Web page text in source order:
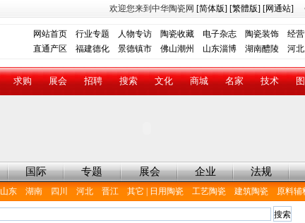
欢迎您来到中华陶瓷网 [简体版] [繁體版] [网通站]
网站首页 行业专题 人物专访 陶瓷收藏 电子杂志 陶瓷装饰
经
直通产区 福建德化 景德镇市 佛山潮州 山东淄博 湖南醴陵 河
求购 展会 招聘 搜索 文化 商城 名家 技术
国际 专题 展会 企业 法规
山东 湖南 四川 河北 晋江 其它 日用陶瓷 工艺陶瓷 建筑陶瓷 原料辅